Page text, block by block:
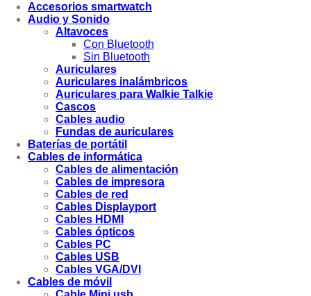
Accesorios smartwatch
Audio y Sonido
Altavoces
Con Bluetooth
Sin Bluetooth
Auriculares
Auriculares inalámbricos
Auriculares para Walkie Talkie
Cascos
Cables audio
Fundas de auriculares
Baterías de portátil
Cables de informática
Cables de alimentación
Cables de impresora
Cables de red
Cables Displayport
Cables HDMI
Cables ópticos
Cables PC
Cables USB
Cables VGA/DVI
Cables de móvil